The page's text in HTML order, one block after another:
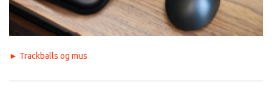
► Trackballs og mus